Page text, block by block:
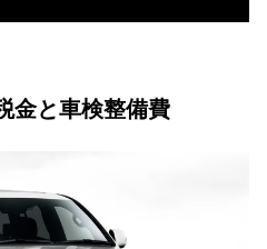
金と車検整備費